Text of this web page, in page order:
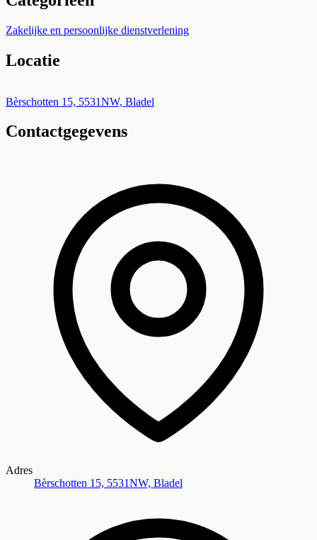
Zakelijke en persoonlijke dienstverlening
Locatie
+
−
Bèrschotten 15, 5531NW, Bladel
Contactgegevens
Adres
Bèrschotten 15, 5531NW, Bladel